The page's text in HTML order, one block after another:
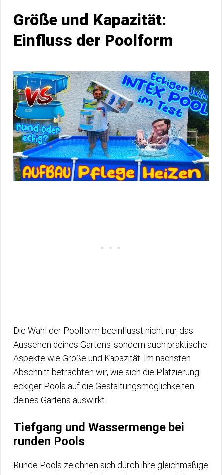
Größe und Kapazität:
Einfluss der Poolform
Die Wahl der Poolform beeinflusst nicht nur das
Aussehen deines Gartens, sondern auch praktische
Aspekte wie Größe und Kapazität. Im nächsten
Abschnitt betrachten wir, wie sich die Platzierung
eckiger Pools auf die Gestaltungsmöglichkeiten
deines Gartens auswirkt.
Tiefgang und Wassermenge bei
runden Pools
Runde Pools zeichnen sich durch ihre gleichmäßige